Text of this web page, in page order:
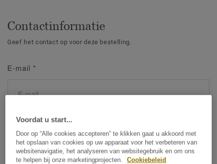
Contactinformatie
Geef het contact op voor deze bestelling.
E-mail *
Naam *
Voordat u start...
Door op “Alle cookies accepteren” te klikken gaat u akkoord met
het opslaan van cookies op uw apparaat voor het verbeteren van
websitenavigatie, het analyseren van websitegebruik en om ons
te helpen bij onze marketingprojecten.
Cookiebeleid